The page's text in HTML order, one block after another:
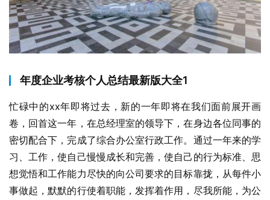
年度企业考核个人总结最新版大全1
忙碌中的xx年即将过去，新的一年即将在我们面前展开画
卷，回首这一年，在总经理室的领导下，在身边各位同事的
密切配合下，完成了综合办公室行政工作。通过一年来的学
习、工作，使自己慢慢成长和完善，使自己的行为标准、思
想觉悟和工作能力尽快的向公司要求的目标靠拢，从每件小
事做起，默默的行使着职能，发挥着作用，尽我所能，为公